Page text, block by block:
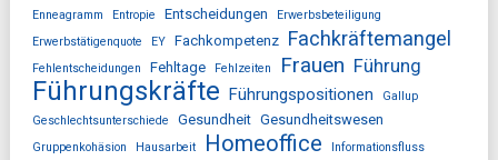
Enneagramm
Entropie Entscheidungen
Erwerbsbeteiligung
Erwerbstätigenquote
EY Fachkompetenz Fachkräftemangel
Fehlentscheidungen Fehltage Fehlzeiten Frauen Führung
Führungskräfte Führungspositionen
Gallup
Geschlechtsunterschiede
Gesundheit Gesundheitswesen
Gruppenkohäsion Hausarbeit Homeoffice Informationsfluss